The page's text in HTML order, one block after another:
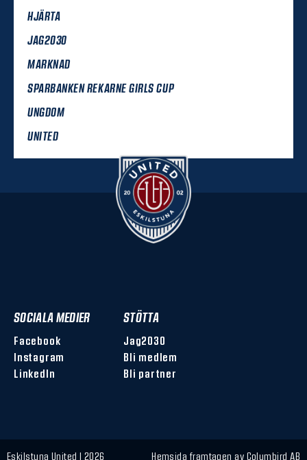
HJÄRTA
JAG2030
MARKNAD
SPARBANKEN REKARNE GIRLS CUP
UNGDOM
UNITED
SOCIALA MEDIER
Facebook
Instagram
LinkedIn
STÖTTA
Jag2030
Bli medlem
Bli partner
Eskilstuna United | 2026 Hemsida framtagen av Columbird AB